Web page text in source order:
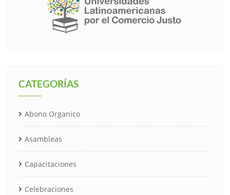
CATEGORÍAS
Abono Organico
Asambleas
Capacitaciones
Celebraciones